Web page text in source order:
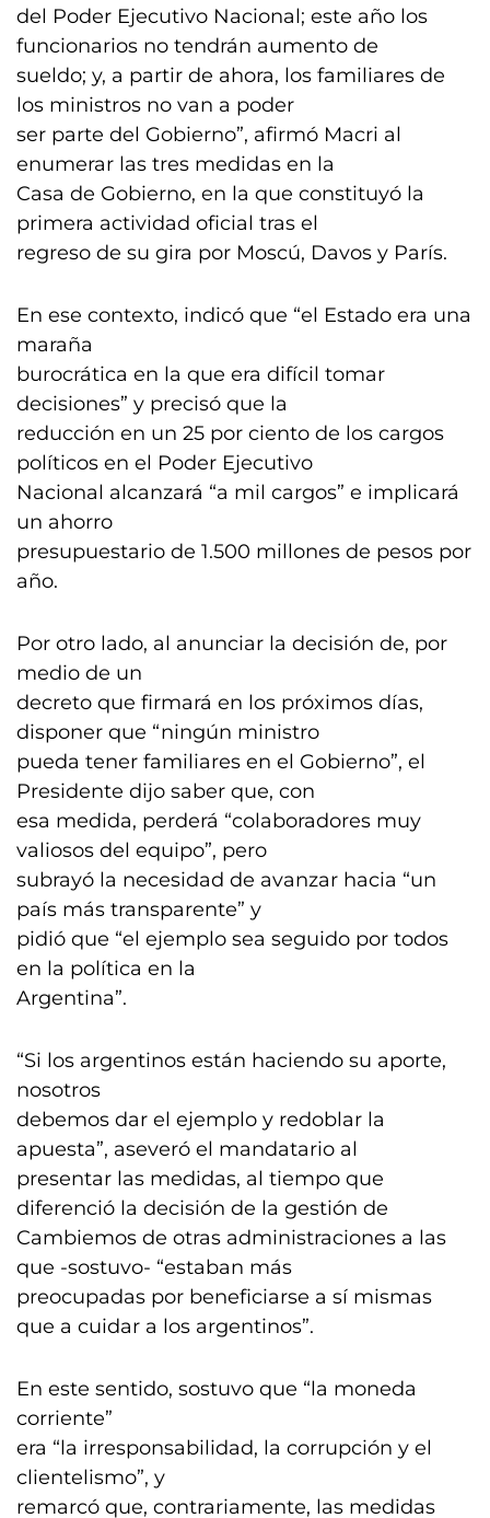
del Poder Ejecutivo Nacional; este año los
funcionarios no tendrán aumento de
sueldo; y, a partir de ahora, los familiares de
los ministros no van a poder
ser parte del Gobierno”, afirmó Macri al
enumerar las tres medidas en la
Casa de Gobierno, en la que constituyó la
primera actividad oficial tras el
regreso de su gira por Moscú, Davos y París.
En ese contexto, indicó que “el Estado era una
maraña
burocrática en la que era difícil tomar
decisiones” y precisó que la
reducción en un 25 por ciento de los cargos
políticos en el Poder Ejecutivo
Nacional alcanzará “a mil cargos” e implicará
un ahorro
presupuestario de 1.500 millones de pesos por
año.
Por otro lado, al anunciar la decisión de, por
medio de un
decreto que firmará en los próximos días,
disponer que “ningún ministro
pueda tener familiares en el Gobierno”, el
Presidente dijo saber que, con
esa medida, perderá “colaboradores muy
valiosos del equipo”, pero
subrayó la necesidad de avanzar hacia “un
país más transparente” y
pidió que “el ejemplo sea seguido por todos
en la política en la
Argentina”.
“Si los argentinos están haciendo su aporte,
nosotros
debemos dar el ejemplo y redoblar la
apuesta”, aseveró el mandatario al
presentar las medidas, al tiempo que
diferenció la decisión de la gestión de
Cambiemos de otras administraciones a las
que -sostuvo- “estaban más
preocupadas por beneficiarse a sí mismas
que a cuidar a los argentinos”.
En este sentido, sostuvo que “la moneda
corriente”
era “la irresponsabilidad, la corrupción y el
clientelismo”, y
remarcó que, contrariamente, las medidas